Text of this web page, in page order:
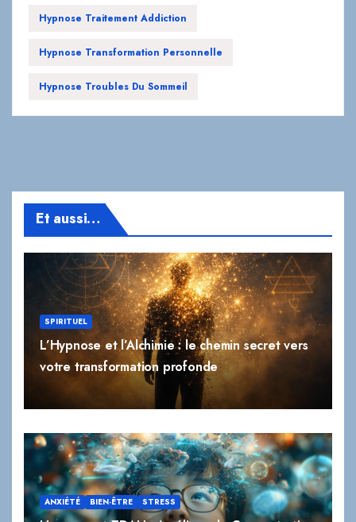
Hypnose Traitement Addiction
Hypnose Transformation Personnelle
Hypnose Troubles Du Sommeil
Et aussi…
SPIRITUEL
L’Hypnose et l’Alchimie : le chemin secret vers
votre transformation profonde
ANXIÉTÉ BIEN-ÊTRE STRESS